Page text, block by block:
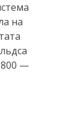
на
800 —